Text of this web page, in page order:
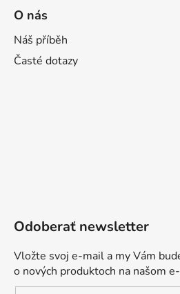
O nás
Náš příběh
Časté dotazy
Odoberať newsletter
Vložte svoj e-mail a my Vám
o nových produktoch na našom